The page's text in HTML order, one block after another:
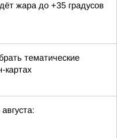
жара до +35 градусов
тематические
картах